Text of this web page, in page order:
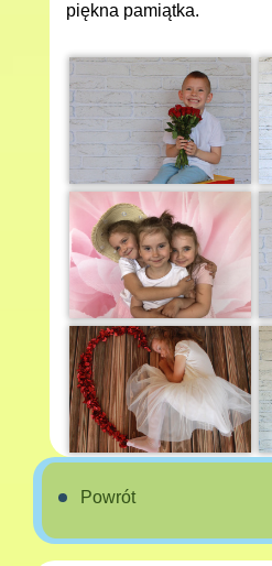
piękna pamiątka.
Powrót